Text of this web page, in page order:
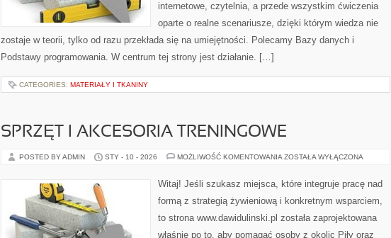
internetowe, czytelnia, a przede wszystkim ćwiczenia
oparte o realne scenariusze, dzięki którym wiedza nie
zostaje w teorii, tylko od razu przekłada się na umiejętności. Polecamy Bazy danych i
Podstawy programowania. W centrum tej strony jest działanie. […]
CATEGORIES: MATERIAŁY I TKANINY
SPRZĘT I AKCESORIA TRENINGOWE
POSTED BY ADMIN STY - 10 - 2026 MOŻLIWOŚĆ KOMENTOWANIA SPRZĘT
TRENINGOWE
ZOSTAŁA WYŁĄCZONA
Witaj! Jeśli szukasz miejsca, które integruje pracę nad
formą z strategią żywieniową i konkretnym wsparciem,
to strona www.dawidulinski.pl została zaprojektowana
właśnie po to, aby pomagać osoby z okolic Piły oraz